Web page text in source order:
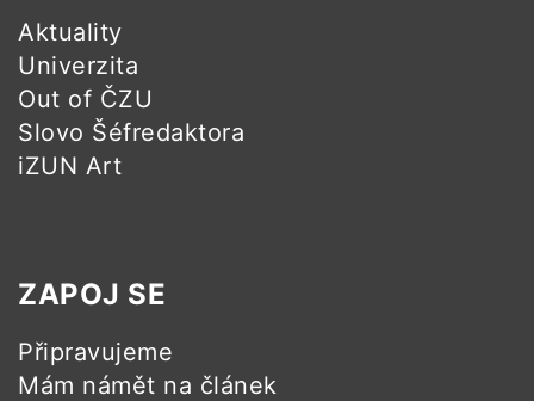
Aktuality
Univerzita
Out of ČZU
Slovo Šéfredaktora
iZUN Art
ZAPOJ SE
Připravujeme
Mám námět na článek